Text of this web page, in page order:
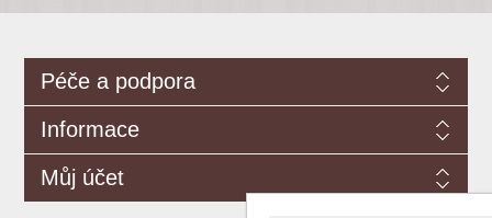
Péče a podpora
Informace
Můj účet